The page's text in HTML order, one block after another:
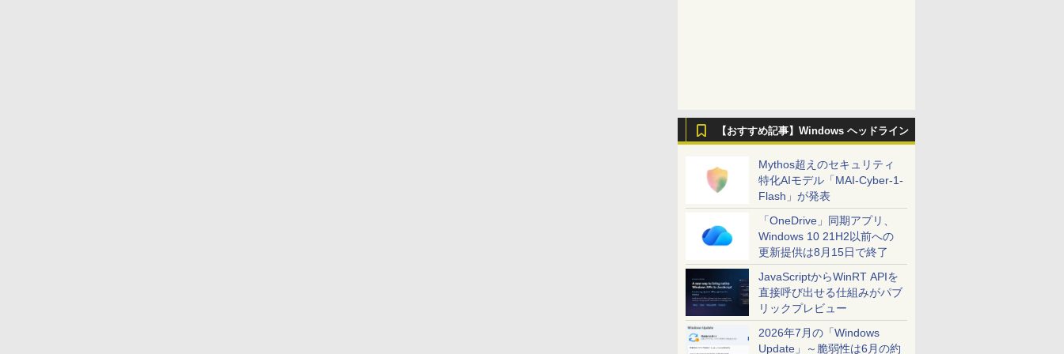
【おすすめ記事】Windows ヘッドライン
Mythos超えのセキュリティ
特化AIモデル「MAI-Cyber-1-
Flash」が発表
「OneDrive」同期アプリ、
Windows 10 21H2以前への
更新提供は8月15日で終了
JavaScriptからWinRT APIを
直接呼び出せる仕組みがパブ
リックプレビュー
2026年7月の「Windows
Update」～脆弱性は6月の約